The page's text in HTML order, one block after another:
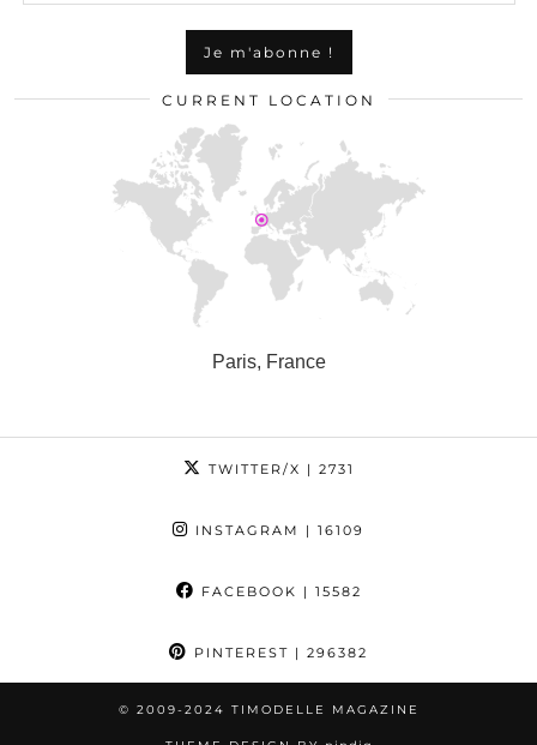
CURRENT LOCATION
Paris, France
TWITTER/X | 2731
INSTAGRAM | 16109
FACEBOOK | 15582
PINTEREST | 296382
© 2009-2024 TIMODELLE MAGAZINE